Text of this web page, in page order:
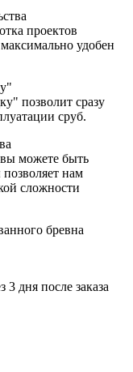
проектов
удобен
позволит сразу
сруб.
можете быть
нам
сложности
бревна
3 дня после заказа